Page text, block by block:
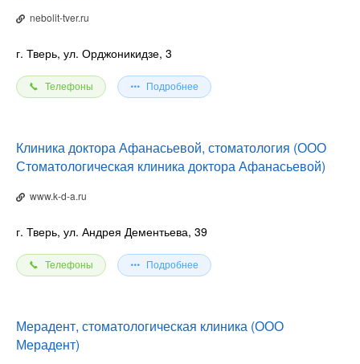
nebolit-tver.ru
г. Тверь, ул. Орджоникидзе, 3
Телефоны Подробнее
Клиника доктора Афанасьевой, стоматология (ООО
Стоматологическая клиника доктора Афанасьевой)
www.k-d-a.ru
г. Тверь, ул. Андрея Дементьева, 39
Телефоны Подробнее
Мерадент, стоматологическая клиника (ООО
Мерадент)